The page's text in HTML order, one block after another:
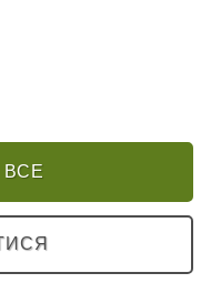
ВСЕ